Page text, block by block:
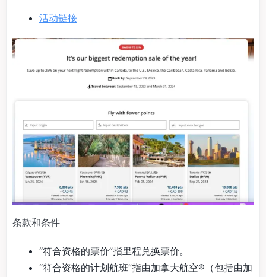
活动链接
条款和条件
“符合资格的票价”指里程兑换票价。
“符合资格的计划航班”指由加拿大航空®（包括由加